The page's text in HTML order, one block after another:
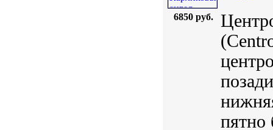
6850 руб.
пятно